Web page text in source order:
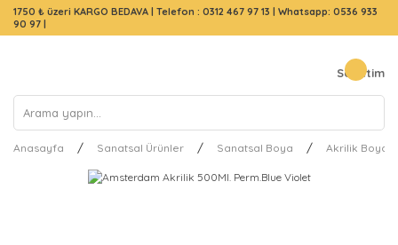
1750 ₺ üzeri KARGO BEDAVA | Telefon : 0312 467 97 13 | Whatsapp: 0536 933
90 97 |
Sepetim
Anasayfa Sanatsal Ürünler Sanatsal Boya Akrilik Boya